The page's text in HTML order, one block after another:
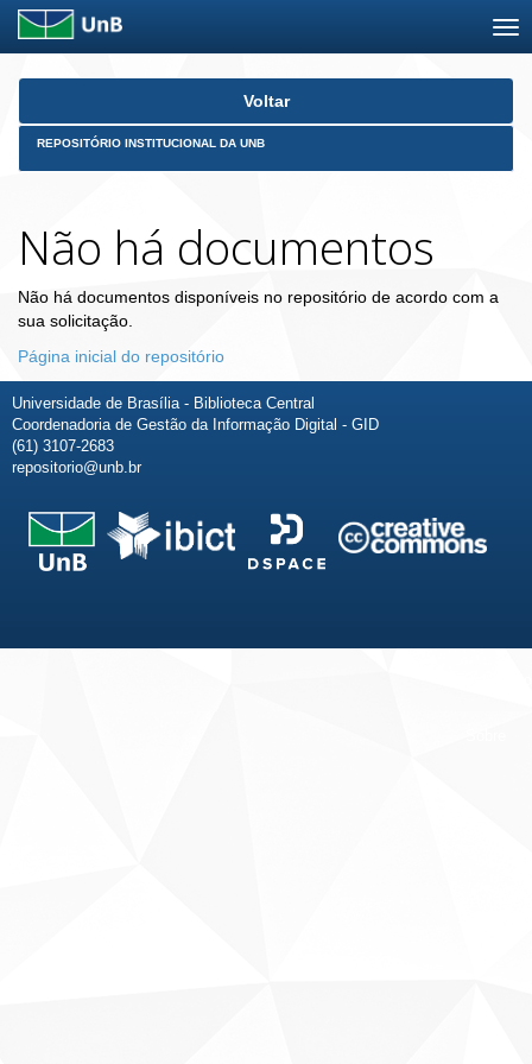
Skip
Voltar
REPOSITÓRIO INSTITUCIONAL DA UNB
Não há documentos
Não há documentos disponíveis no repositório de acordo com a
sua solicitação.
Página inicial do repositório
Universidade de Brasília - Biblioteca Central
Coordenadoria de Gestão da Informação Digital - GID
(61) 3107-2683
repositorio@unb.br